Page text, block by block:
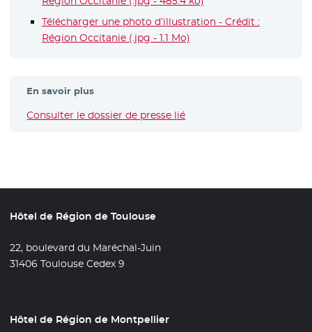
Télécharger une photo d’illustration - Crédit :
Région Occitanie (.jpg - 1.1 Mo)
En savoir plus
Consulter le dossier de presse lié
Hôtel de Région de Toulouse
22, boulevard du Maréchal-Juin
31406 Toulouse Cedex 9
Hôtel de Région de Montpellier